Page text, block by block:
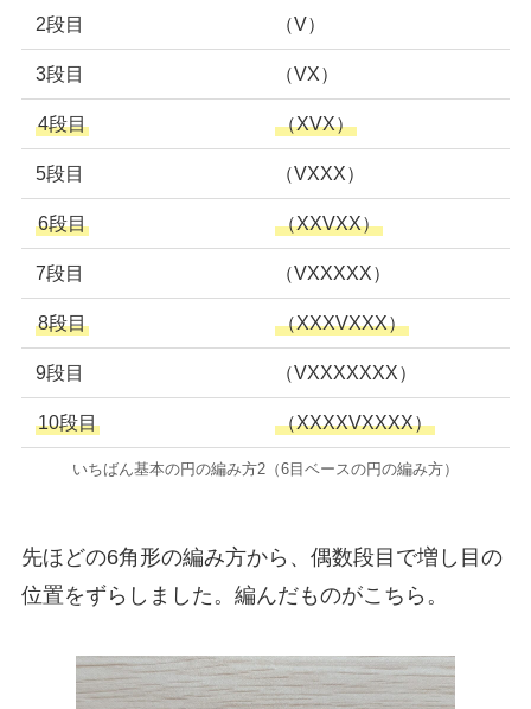
2段目 （V）
3段目 （VX）
4段目 （XVX）
5段目 （VXXX）
6段目 （XXVXX）
7段目 （VXXXXX）
8段目 （XXXVXXX）
9段目 （VXXXXXXX）
10段目 （XXXXVXXXX）
いちばん基本の円の編み方2（6目ベースの円の編み方）
先ほどの6角形の編み方から、偶数段目で増し目の
位置をずらしました。編んだものがこちら。